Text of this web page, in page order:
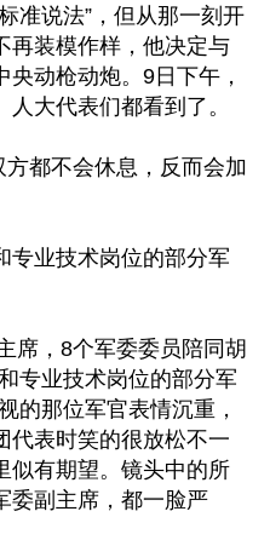
准说法”，但从那一刻开
再装模作样，他决定与
动枪动炮。9日下午，
大代表们都看到了。
都不会休息，反而会加
专业技术岗位的部分军
席，8个军委委员陪同胡
专业技术岗位的部分军
的那位军官表情沉重，
代表时笑的很放松不一
似有期望。镜头中的所
委副主席，都一脸严